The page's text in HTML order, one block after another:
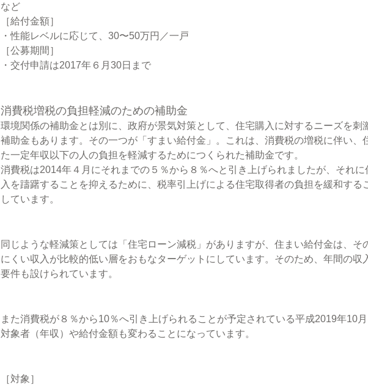
など
［給付金額］
・性能レベルに応じて、30〜50万円／一戸
［公募期間］
・交付申請は2017年６月30日まで
消費税増税の負担軽減のための補助金
環境関係の補助金とは別に、政府が景気対策として、住宅購入に対するニーズを刺
補助金もあります。その一つが「すまい給付金」。これは、消費税の増税に伴い、
た一定年収以下の人の負担を軽減するためにつくられた補助金です。
消費税は2014年４月にそれまでの５％から８％へと引き上げられましたが、それに
入を躊躇することを抑えるために、税率引上げによる住宅取得者の負担を緩和する
しています。
同じような軽減策としては「住宅ローン減税」がありますが、住まい給付金は、そ
にくい収入が比較的低い層をおもなターゲットにしています。そのため、年間の収
要件も設けられています。
また消費税が８％から10％へ引き上げられることが予定されている平成2019年10
対象者（年収）や給付金額も変わることになっています。
［対象］